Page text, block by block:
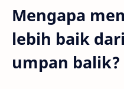
Mengapa
lebih baik
umpan balik?